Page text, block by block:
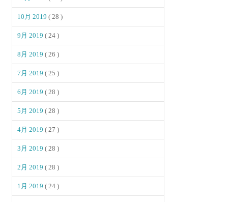
10月 2019( 28 )
9月 2019( 24 )
8月 2019( 26 )
7月 2019( 25 )
6月 2019( 28 )
5月 2019( 28 )
4月 2019( 27 )
3月 2019( 28 )
2月 2019( 28 )
1月 2019( 24 )